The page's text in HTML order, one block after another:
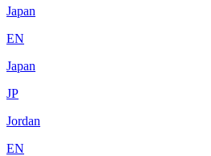
Japan
EN
Japan
JP
Jordan
EN